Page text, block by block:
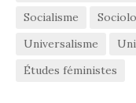
Socialisme
Universalisme
Études féministes